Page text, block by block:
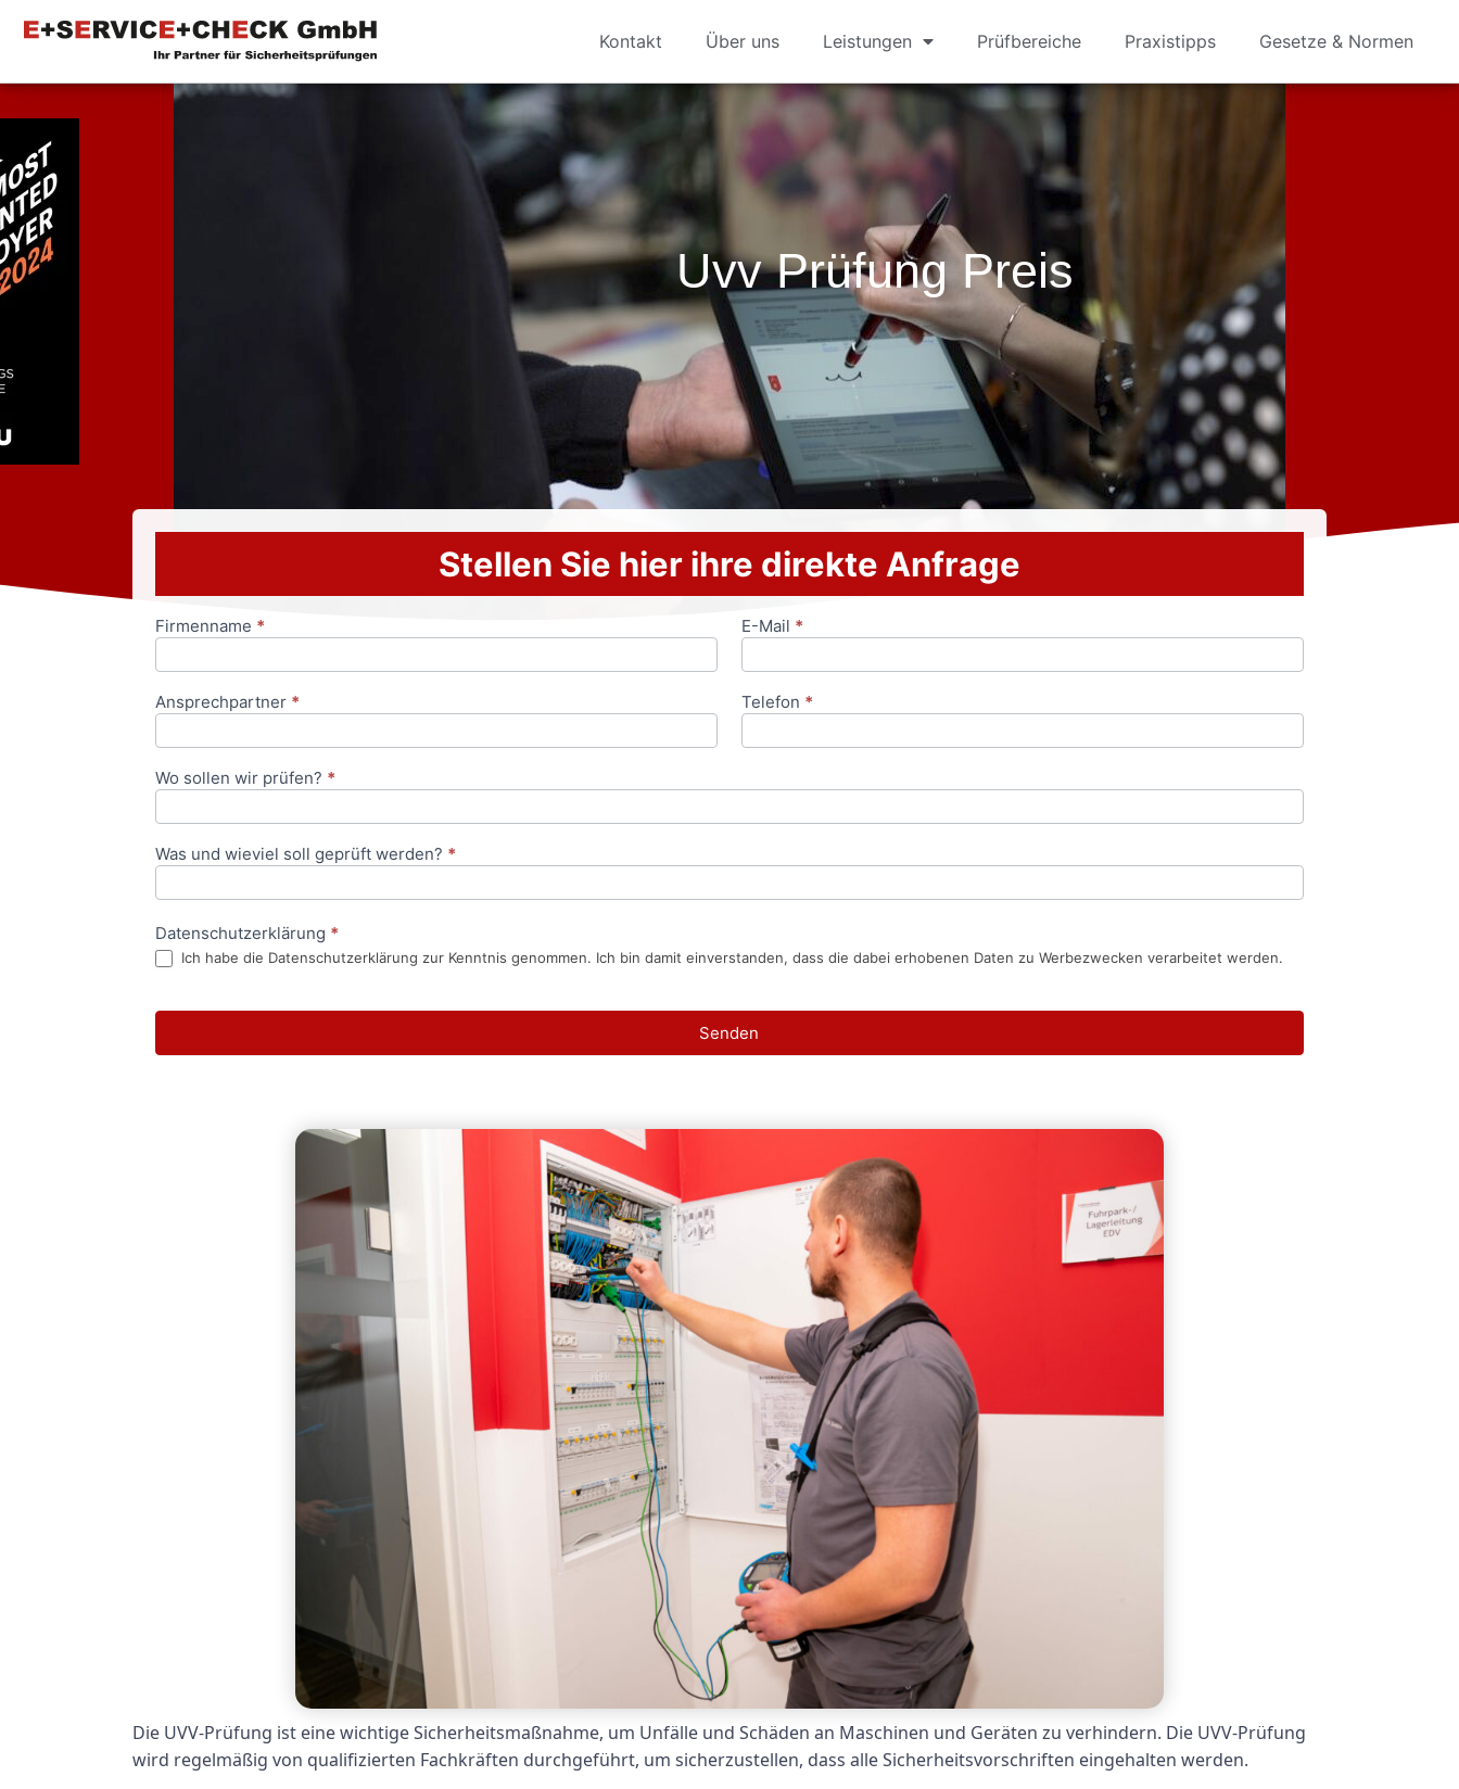
Kontakt Über uns Leistungen Prüfbereiche Praxistipps Gesetze & Normen
Uvv Prüfung Preis
Stellen Sie hier ihre direkte Anfrage
Anfrageformular
Firmenname * E-Mail *
Ansprechpartner * Telefon *
Wo sollen wir prüfen? *
Was und wieviel soll geprüft werden? *
Datenschutzerklärung *
Ich habe die Datenschutzerklärung zur Kenntnis genommen. Ich bin damit einverstanden, dass die dabei erhobenen Daten zu Werbezwecken verarbeitet werden.
Senden
Die UVV-Prüfung ist eine wichtige Sicherheitsmaßnahme, um Unfälle und Schäden an Maschinen und Geräten zu verhindern. Die UVV-Prüfung
wird regelmäßig von qualifizierten Fachkräften durchgeführt, um sicherzustellen, dass alle Sicherheitsvorschriften eingehalten werden.